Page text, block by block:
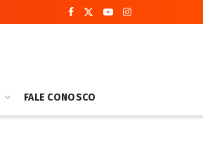
FALE CONOSCO